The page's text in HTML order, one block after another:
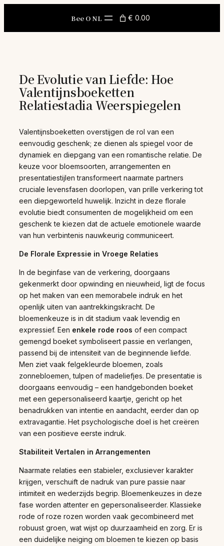
Bee O NL € 0.00
De Evolutie van Liefde: Hoe
Valentijnsboeketten
Relatiestadia Weerspiegelen
Valentijnsboeketten overstijgen de rol van een
eenvoudig geschenk; ze dienen als spiegel voor de
dynamiek en diepgang van een romantische relatie. De
keuze voor bloemsoorten, arrangementen en
presentatiestijlen transformeert naarmate partners
cruciale levensfasen doorlopen, van prille verkering tot
een diepgeworteld huwelijk. Inzicht in deze florale
evolutie biedt consumenten de mogelijkheid om een
geschenk te kiezen dat de actuele emotionele waarde
van hun verbintenis nauwkeurig communiceert.
De Florale Expressie in Vroege Relaties
In de beginfase van de verkering, doorgaans
gekenmerkt door opwinding en nieuwheid, ligt de focus
op het maken van een memorabele indruk en het
openlijk uiten van aantrekkingskracht. De
bloemenkeuze is in dit stadium vaak levendig en
expressief. Een enkele rode roos of een compact
gemengd boeket symboliseert passie en verlangen,
passend bij de intensiteit van de beginnende liefde.
Men ziet vaak felgekleurde bloemen, zoals
zonnebloemen, tulpen of madeliefjes. De presentatie is
doorgaans eenvoudig – een handgebonden boeket
met een gepersonaliseerd kaartje, gericht op het
benadrukken van intentie en aandacht, eerder dan op
extravagantie. Het psychologische doel is het creëren
van een positieve eerste indruk.
Stabiliteit Vertalen in Arrangementen
Naarmate relaties een stabieler, exclusiever karakter
krijgen, verschuift de nadruk van pure passie naar
intimiteit en wederzijds begrip. Bloemenkeuzes in deze
fase worden attenter en gepersonaliseerder. Klassieke
rode of roze rozen worden vaak gecombineerd met
robuust groen, wat wijst op duurzaamheid en zorg. Er is
een duidelijke neiging om bloemen te kiezen op basis